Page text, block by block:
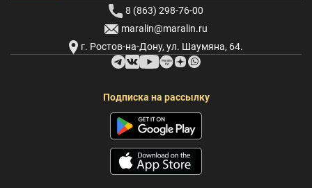
8 (863) 298-76-00
maralin@maralin.ru
г. Ростов-на-Дону, ул. Шаумяна, 64.
Подписка на рассылку